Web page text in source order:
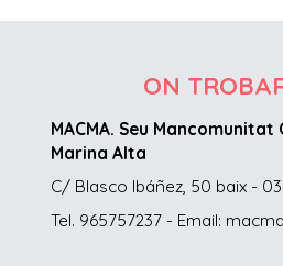
ON
MACMA. Seu
Marina Alta
C/ Blasco Ibáñez, 50 baix -
Tel. 965757237 - Email: